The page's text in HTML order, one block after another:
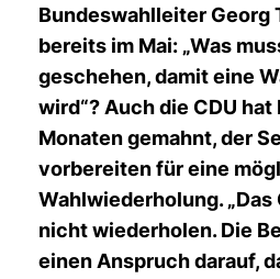
Bundeswahlleiter Georg
bereits im Mai: „Was
geschehen, damit eine
wird“? Auch die CDU
Monaten gemahnt, der
vorbereiten für eine
Wahlwiederholung.
nicht wiederholen. Die
einen Anspruch darauf,